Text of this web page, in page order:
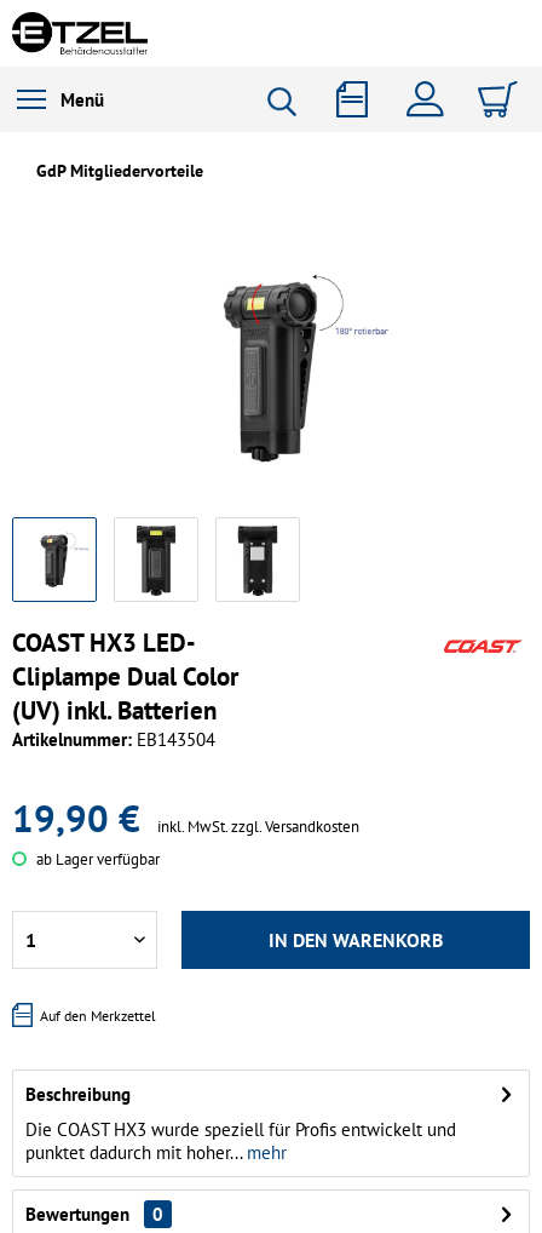
Menü
GdP Mitgliedervorteile
COAST HX3 LED-
Cliplampe Dual Color
(UV) inkl. Batterien
Artikelnummer: EB143504
19,90 € inkl. MwSt.zzgl. Versandkosten
ab Lager verfügbar
IN DEN WARENKORB
Auf den Merkzettel
Beschreibung
Die COAST HX3 wurde speziell für Profis entwickelt und
punktet dadurch mit hoher...mehr
Bewertungen
0